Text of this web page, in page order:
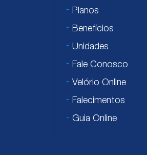
Planos
Benefícios
Unidades
Fale Conosco
Velório Online
Falecimentos
Guia Online